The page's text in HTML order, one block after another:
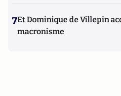
7Et Dominique de Villepin
macronisme